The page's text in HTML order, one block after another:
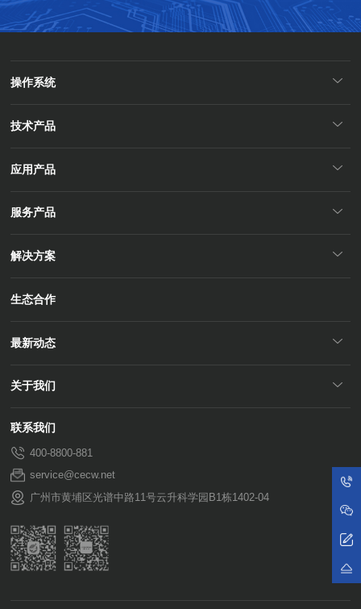
操作系统
技术产品
应用产品
服务产品
解决方案
生态合作
最新动态
关于我们
联系我们
400-8800-881
service@cecw.net
广州市黄埔区光谱中路11号云升科学园B1栋1402-04